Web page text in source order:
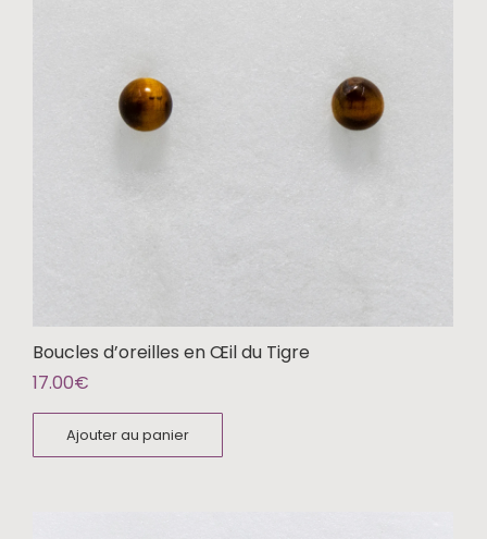
Boucles d’oreilles en Œil du Tigre
17.00€
Ajouter au panier